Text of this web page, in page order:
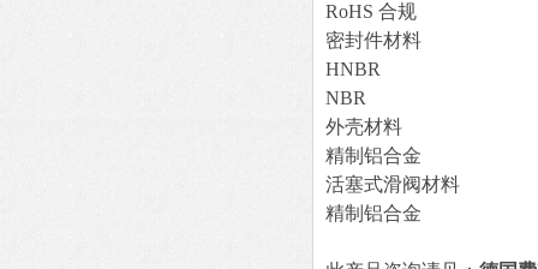
RoHS 合规
密封件材料
HNBR
NBR
外壳材料
精制铝合金
活塞式滑阀材料
精制铝合金